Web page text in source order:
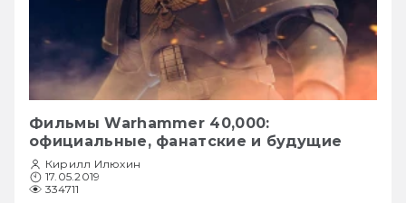
Фильмы Warhammer 40,000:
официальные, фанатские и будущие
Кирилл Илюхин
17.05.2019
334711